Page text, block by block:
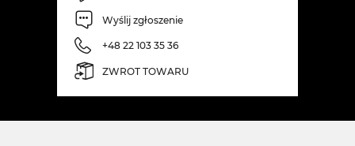
Wyślij zgłoszenie
+48 22 103 35 36
ZWROT TOWARU